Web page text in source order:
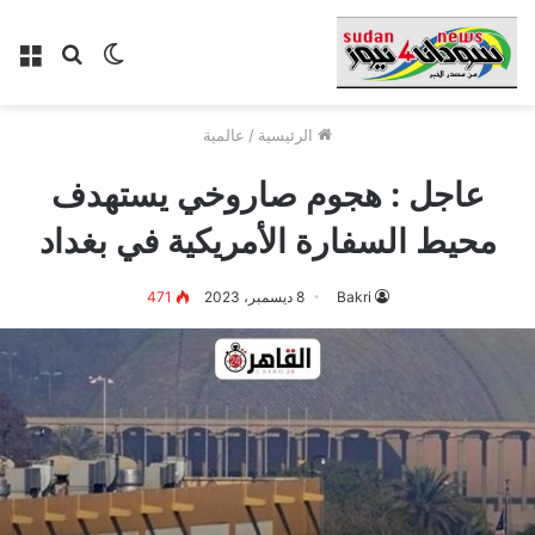
بحث الوضع
الرئيسية / عالمية
عاجل : هجوم صاروخي يستهدف
محيط السفارة الأمريكية في بغداد
Bakri 8 ديسمبر، 2023 471